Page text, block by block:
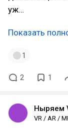
уж…
Показать
1
2 1
Ныряем
VR / AR /